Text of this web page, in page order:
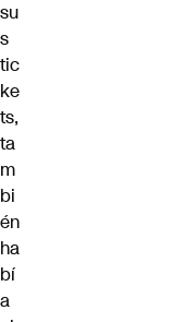
su
s
tic
ke
ts,
ta
m
bi
én
ha
bí
a